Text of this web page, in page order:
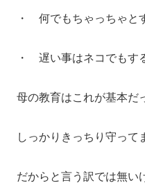
・ 何でもちゃっちゃと
・ 遅い事はネコでもす
母の教育はこれが基本だ
しっかりきっちり守って
だからと言う訳では無い